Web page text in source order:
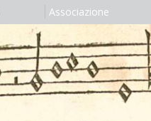
Associazione